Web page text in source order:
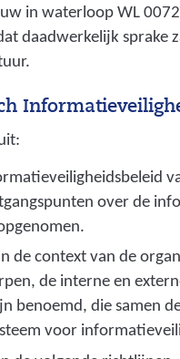
in waterloop WL
daadwerkelijk sprake
over de
de context van de
de interne en
benoemd, die samen
voor